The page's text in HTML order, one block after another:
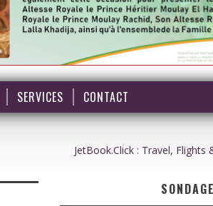
SERVICES CONTACT
JetBook.Click : Travel,
SONDAGE